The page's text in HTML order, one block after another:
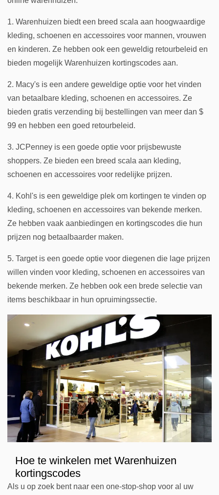
1. Warenhuizen biedt een breed scala aan hoogwaardige
kleding, schoenen en accessoires voor mannen, vrouwen
en kinderen. Ze hebben ook een geweldig retourbeleid en
bieden mogelijk Warenhuizen kortingscodes aan.
2. Macy's is een andere geweldige optie voor het vinden
van betaalbare kleding, schoenen en accessoires. Ze
bieden gratis verzending bij bestellingen van meer dan $
99 en hebben een goed retourbeleid.
3. JCPenney is een goede optie voor prijsbewuste
shoppers. Ze bieden een breed scala aan kleding,
schoenen en accessoires voor redelijke prijzen.
4. Kohl's is een geweldige plek om kortingen te vinden op
kleding, schoenen en accessoires van bekende merken.
Ze hebben vaak aanbiedingen en kortingscodes die hun
prijzen nog betaalbaarder maken.
5. Target is een goede optie voor diegenen die lage prijzen
willen vinden voor kleding, schoenen en accessoires van
bekende merken. Ze hebben ook een brede selectie van
items beschikbaar in hun opruimingssectie.
Hoe te winkelen met Warenhuizen
kortingscodes
Als u op zoek bent naar een one-stop-shop voor al uw